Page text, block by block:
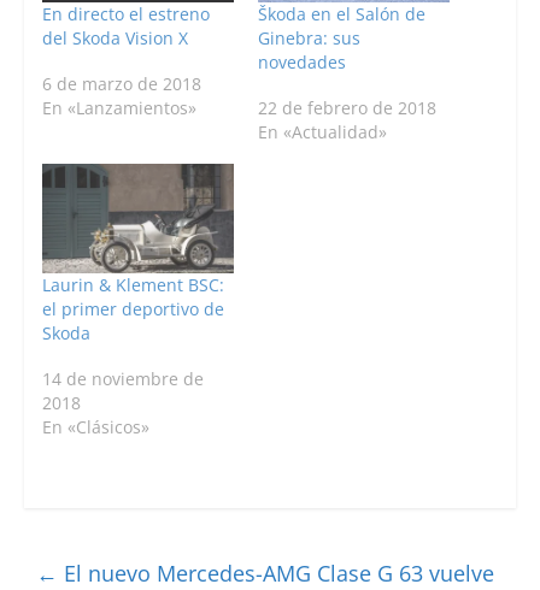
En directo el estreno
del Skoda Vision X
6 de marzo de 2018
En «Lanzamientos»
Škoda en el Salón de
Ginebra: sus
novedades
22 de febrero de 2018
En «Actualidad»
Laurin & Klement BSC:
el primer deportivo de
Skoda
14 de noviembre de
2018
En «Clásicos»
← El nuevo Mercedes-AMG Clase G 63 vuelve